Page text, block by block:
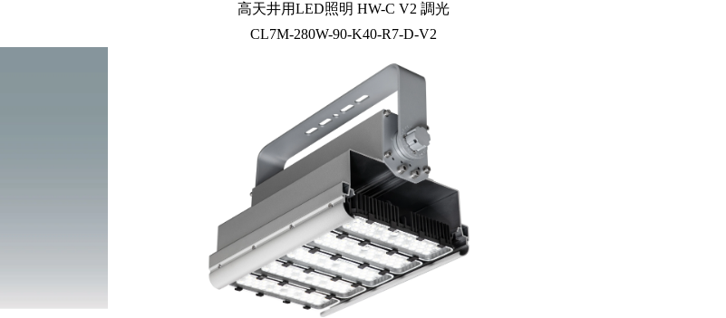
高天井用LED照明 HW-C V2 調光
CL7M-280W-90-K40-R7-D-V2